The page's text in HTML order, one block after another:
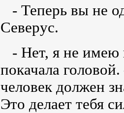
- Теперь вы не
Северус.
- Нет, я не имею
покачала
человек должен
Это делает тебя